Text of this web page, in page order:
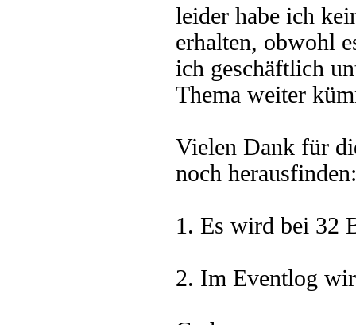
leider habe ich
erhalten, obwohl
ich geschäftlich
Thema weiter
Vielen Dank für
noch herausfinden:
1. Es wird bei 32
2. Im Eventlog